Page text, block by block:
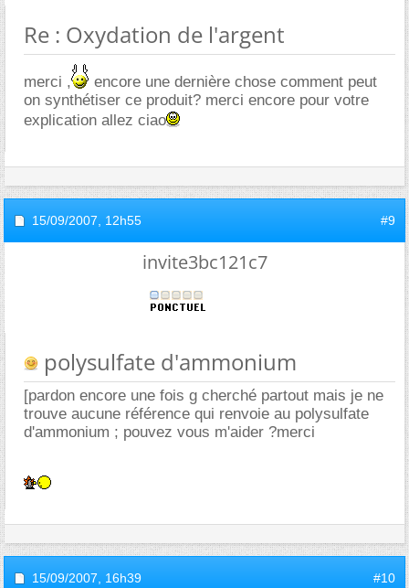
Re : Oxydation de l'argent
merci ,
encore une dernière chose comment peut
on synthétiser ce produit? merci encore pour votre
explication allez ciao
15/09/2007, 12h55 #9
invite3bc121c7
polysulfate d'ammonium
[pardon encore une fois g cherché partout mais je ne
trouve aucune référence qui renvoie au polysulfate
d'ammonium ; pouvez vous m'aider ?merci
15/09/2007, 16h39 #10